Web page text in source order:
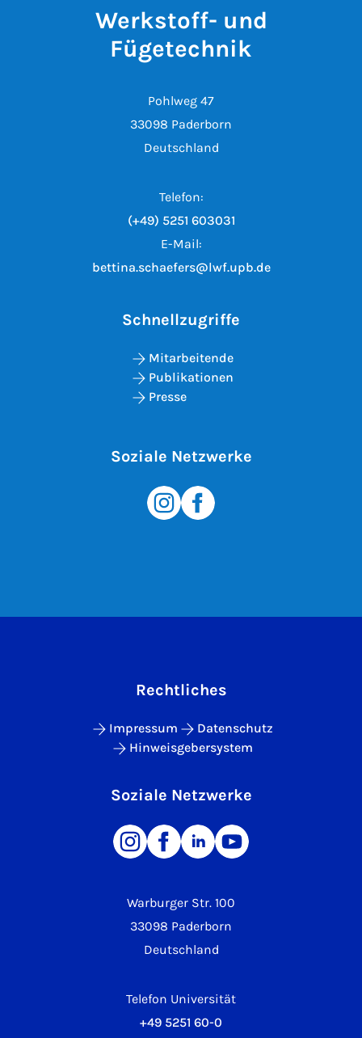
Werkstoff- und
Fügetechnik
Pohlweg 47
33098 Paderborn
Deutschland
Telefon:
(+49) 5251 603031
E-Mail:
bettina.schaefers@lwf.upb.de
Schnellzugriffe
Mitarbeitende
Publikationen
Presse
Soziale Netzwerke
Warburger Str. 100
33098 Paderborn
Deutschland
Telefon Universität
+49 5251 60-0
Rechtliches
Impressum
Datenschutz
Hinweisgebersystem
Soziale Netzwerke